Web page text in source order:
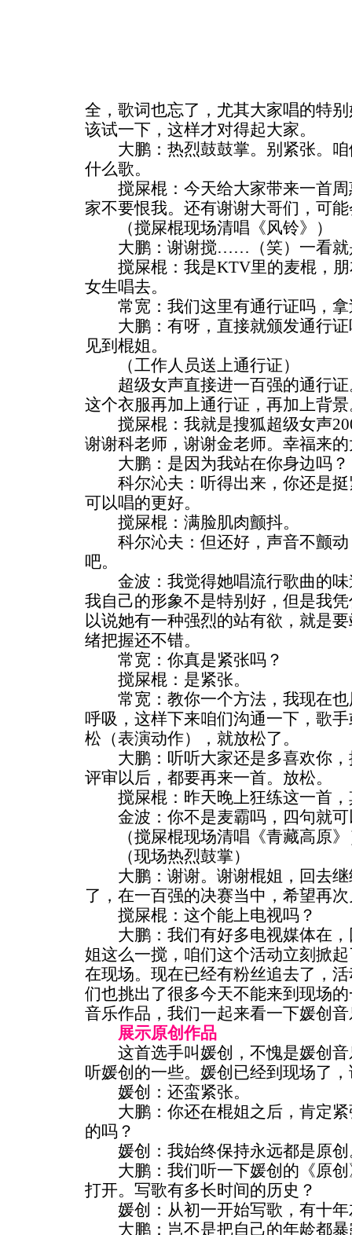
全，歌词也忘了，尤其大家唱的特
该试一下，这样才对得起大家。
大鹏：热烈鼓鼓掌。别紧张。咱
什么歌。
搅屎棍：今天给大家带来一首周
家不要恨我。还有谢谢大哥们，可
（搅屎棍现场清唱《风铃》）
大鹏：谢谢搅……（笑）一看就
搅屎棍：我是KTV里的麦棍，朋
女生唱去。
常宽：我们这里有通行证吗，拿
大鹏：有呀，直接就颁发通行证
见到棍姐。
（工作人员送上通行证）
超级女声直接进一百强的通行证
这个衣服再加上通行证，再加上背景
搅屎棍：我就是搜狐超级女声
谢谢科老师，谢谢金老师。幸福来
大鹏：是因为我站在你身边吗？
科尔沁夫：听得出来，你还是挺
可以唱的更好。
搅屎棍：满脸肌肉颤抖。
科尔沁夫：但还好，声音不颤动
吧。
金波：我觉得她唱流行歌曲的味
我自己的形象不是特别好，但是我
以说她有一种强烈的站有欲，就是
绪把握还不错。
常宽：你真是紧张吗？
搅屎棍：是紧张。
常宽：教你一个方法，我现在也
呼吸，这样下来咱们沟通一下，歌
松（表演动作），就放松了。
大鹏：听听大家还是多喜欢你，
评审以后，都要再来一首。放松。
搅屎棍：昨天晚上狂练这一首，
金波：你不是麦霸吗，四句就可
（搅屎棍现场清唱《青藏高原》
（现场热烈鼓掌）
大鹏：谢谢。谢谢棍姐，回去继
了，在一百强的决赛当中，希望再
搅屎棍：这个能上电视吗？
大鹏：我们有好多电视媒体在，
姐这么一搅，咱们这个活动立刻掀
在现场。现在已经有粉丝追去了，
们也挑出了很多今天不能来到现场
音乐作品，我们一起来看一下媛创
展示原创作品
这首选手叫媛创，不愧是媛创音
听媛创的一些。媛创已经到现场了
媛创：还蛮紧张。
大鹏：你还在棍姐之后，肯定紧
的吗？
媛创：我始终保持永远都是原创
大鹏：我们听一下媛创的《原创
打开。写歌有多长时间的历史？
媛创：从初一开始写歌，有十年
大鹏：岂不是把自己的年龄都暴